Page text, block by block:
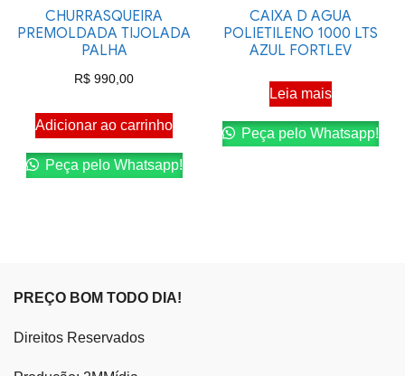
CHURRASQUEIRA
PREMOLDADA TIJOLADA
PALHA
R$ 990,00
Adicionar ao carrinho
Peça pelo Whatsapp!
CAIXA D AGUA
POLIETILENO 1000 LTS
AZUL FORTLEV
Leia mais
Peça pelo Whatsapp!
PREÇO BOM TODO DIA!
Direitos Reservados